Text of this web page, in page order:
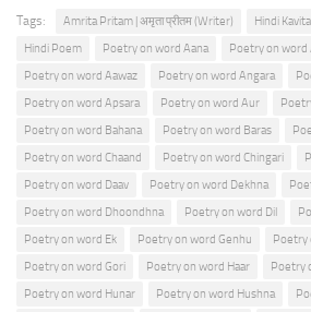
Tags: Amrita Pritam | अमृता प्रीतम (Writer) Hindi Kavita
Hindi Poem
Poetry on word Aana
Poetry on word
Poetry on word Aawaz
Poetry on word Angara
Poetry on word Apsara
Poetry on word Aur
Poetry on word Bahana
Poetry on word Baras
Poetry on word Chaand
Poetry on word Chingari
Poetry on word Daav
Poetry on word Dekhna
Poetry on word Dhoondhna
Poetry on word Dil
Poetry on word Ek
Poetry on word Genhu
Poetry
Poetry on word Gori
Poetry on word Haar
Poetry
Poetry on word Hunar
Poetry on word Hushna